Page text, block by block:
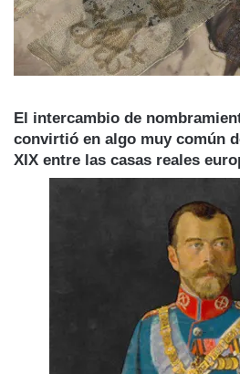
El intercambio de
convirtió en algo muy común
XIX entre las casas reales